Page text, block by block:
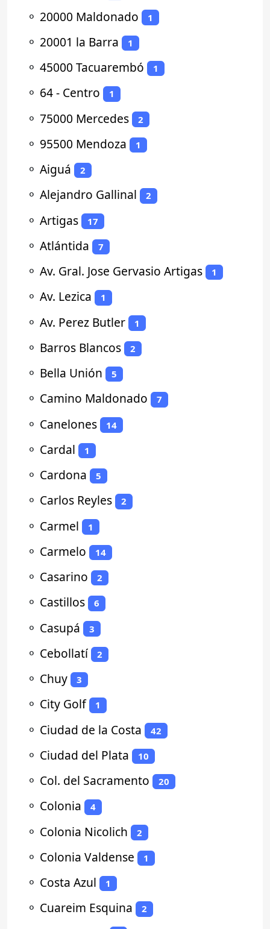
⚬ 20000 Maldonado 1
⚬ 20001 la Barra 1
⚬ 45000 Tacuarembó 1
⚬ 64 - Centro 1
⚬ 75000 Mercedes 2
⚬ 95500 Mendoza 1
⚬ Aiguá 2
⚬ Alejandro Gallinal 2
⚬ Artigas 17
⚬ Atlántida 7
⚬ Av. Gral. Jose Gervasio Artigas 1
⚬ Av. Lezica 1
⚬ Av. Perez Butler 1
⚬ Barros Blancos 2
⚬ Bella Unión 5
⚬ Camino Maldonado 7
⚬ Canelones 14
⚬ Cardal 1
⚬ Cardona 5
⚬ Carlos Reyles 2
⚬ Carmel 1
⚬ Carmelo 14
⚬ Casarino 2
⚬ Castillos 6
⚬ Casupá 3
⚬ Cebollatí 2
⚬ Chuy 3
⚬ City Golf 1
⚬ Ciudad de la Costa 42
⚬ Ciudad del Plata 10
⚬ Col. del Sacramento 20
⚬ Colonia 4
⚬ Colonia Nicolich 2
⚬ Colonia Valdense 1
⚬ Costa Azul 1
⚬ Cuareim Esquina 2